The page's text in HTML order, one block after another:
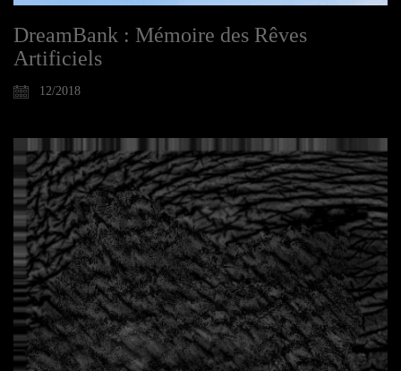
DreamBank : Mémoire des Rêves
Artificiels
12/2018